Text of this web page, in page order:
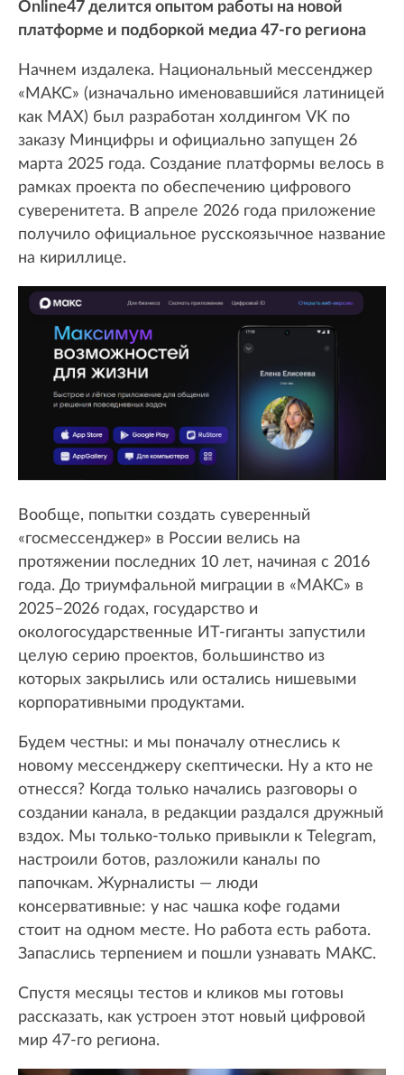
Online47 делится опытом работы на новой
платформе и подборкой медиа 47-го региона
Начнем издалека. Национальный мессенджер
«МАКС» (изначально именовавшийся латиницей
как MAX) был разработан холдингом VK по
заказу Минцифры и официально запущен 26
марта 2025 года. Создание платформы велось в
рамках проекта по обеспечению цифрового
суверенитета. В апреле 2026 года приложение
получило официальное русскоязычное название
на кириллице.
Вообще, попытки создать суверенный
«госмессенджер» в России велись на
протяжении последних 10 лет, начиная с 2016
года. До триумфальной миграции в «МАКС» в
2025–2026 годах, государство и
окологосударственные ИТ-гиганты запустили
целую серию проектов, большинство из
которых закрылись или остались нишевыми
корпоративными продуктами.
Будем честны: и мы поначалу отнеслись к
новому мессенджеру скептически. Ну а кто не
отнесся? Когда только начались разговоры о
создании канала, в редакции раздался дружный
вздох. Мы только-только привыкли к Telegram,
настроили ботов, разложили каналы по
папочкам. Журналисты — люди
консервативные: у нас чашка кофе годами
стоит на одном месте. Но работа есть работа.
Запаслись терпением и пошли узнавать МАКС.
Спустя месяцы тестов и кликов мы готовы
рассказать, как устроен этот новый цифровой
мир 47-го региона.